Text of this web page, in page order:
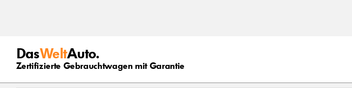
DasWeltAuto.
Zertifizierte Gebrauchtwagen mit Garantie